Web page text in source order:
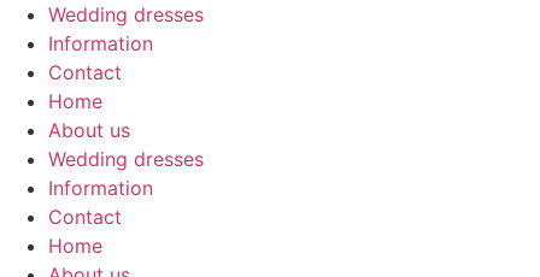
Wedding dresses
Information
Contact
Home
About us
Wedding dresses
Information
Contact
Home